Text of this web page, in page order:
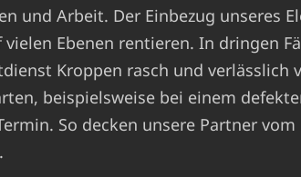
und Arbeit. Der Einbezug unseres
vielen Ebenen rentieren. In dringen
Kroppen rasch und verlässlich
beispielsweise bei einem
So decken unsere Partner